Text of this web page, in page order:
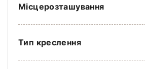
Місцерозташування
Тип креслення